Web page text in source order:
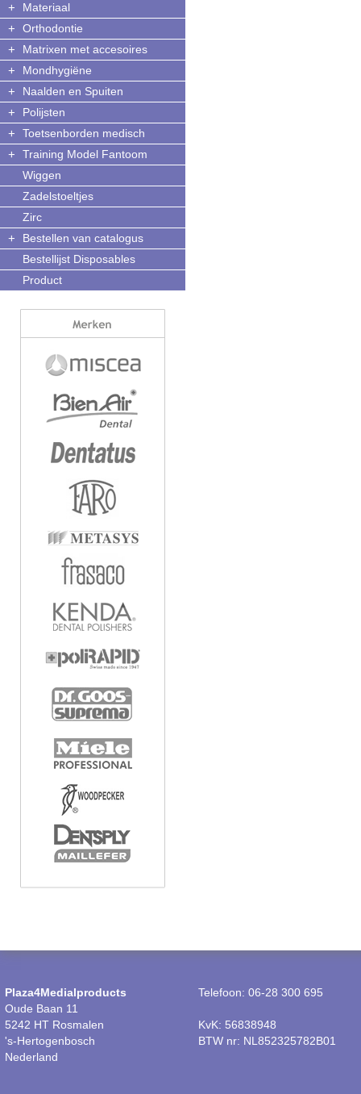
+ Materiaal
+ Orthodontie
+ Matrixen met accesoires
+ Mondhygiëne
+ Naalden en Spuiten
+ Polijsten
+ Toetsenborden medisch
+
Training Model Fantoom
Wiggen
Zadelstoeltjes
Zirc
+
Bestellen van catalogus
Bestellijst Disposables
Product
Plaza4Medialproducts
Oude Baan 11
5242 HT Rosmalen
's-Hertogenbosch
Nederland
Telefoon: 06-28 300 695
KvK: 56838948
BTW nr: NL852325782B01